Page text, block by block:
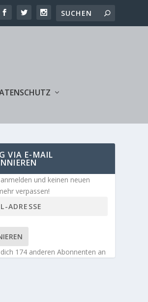
VIA E-MAIL
und keinen neuen
verpassen!
174 anderen Abonnenten an